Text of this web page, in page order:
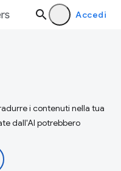
Accedi
i contenuti nella tua
dall'AI potrebbero